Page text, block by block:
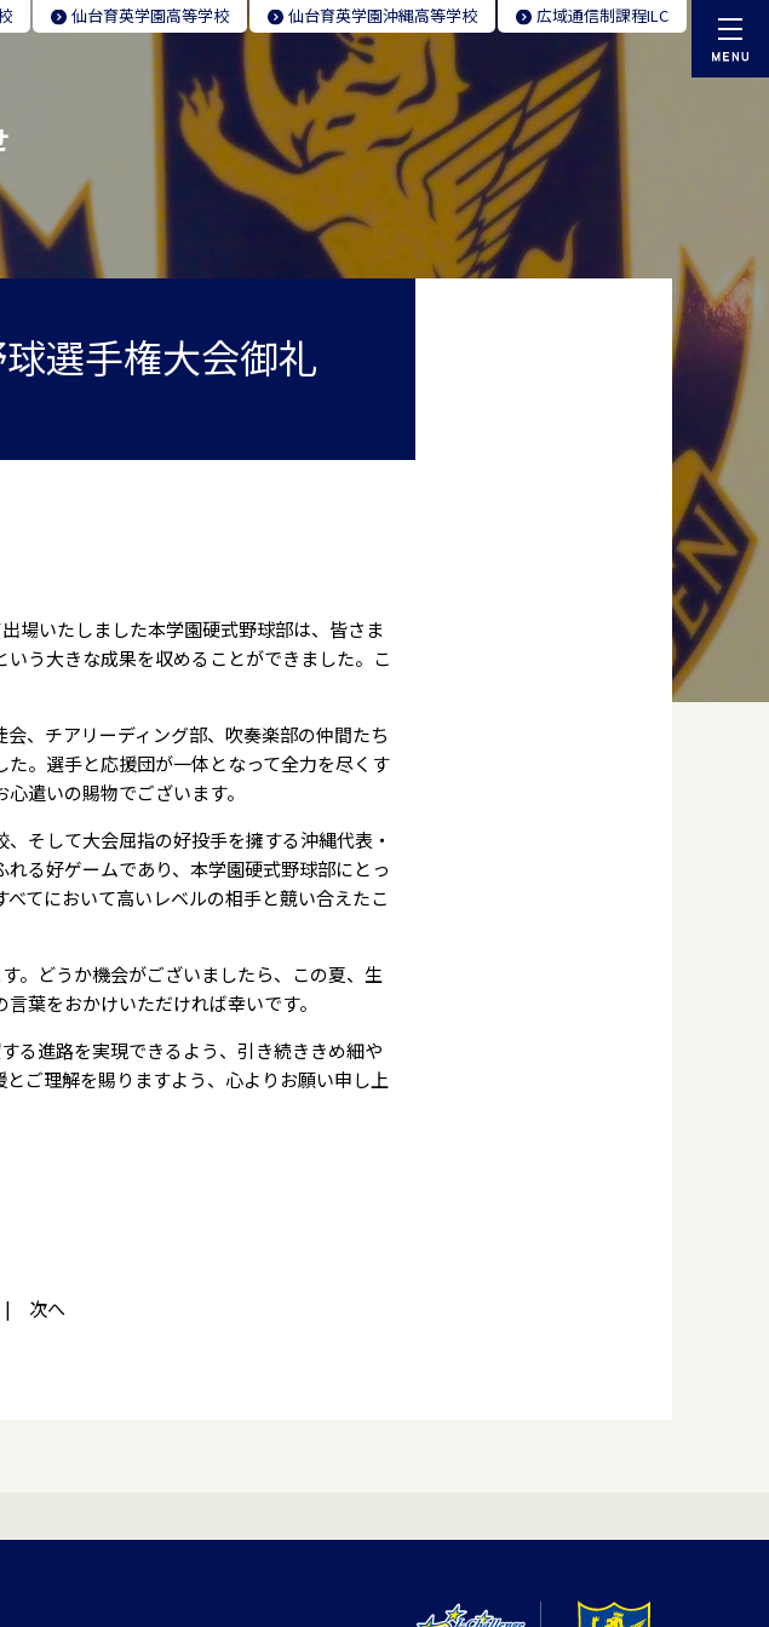
仙台育英学園高等学校 仙台育英学園沖縄高等学校 広域通信制課程ILC
選手権大会御礼
場いたしました本学園硬式野球部は、皆さま
う大きな成果を収めることができました。こ
、チアリーディング部、吹奏楽部の仲間たち
。選手と応援団が一体となって全力を尽くす
遣いの賜物でございます。
そして大会屈指の好投手を擁する沖縄代表・
る好ゲームであり、本学園硬式野球部にとっ
てにおいて高いレベルの相手と競い合えたこ
。どうか機会がございましたら、この夏、生
葉をおかけいただければ幸いです。
る進路を実現できるよう、引き続ききめ細や
ご理解を賜りますよう、心よりお願い申し上
次へ